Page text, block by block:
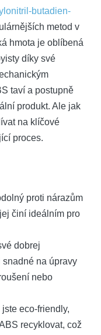
butadien-
metod v
hmota je oblíbená
díky své
taví a postupně
produkt. Ale jak
na klíčové
proces.
proti nárazům
činí ideálním pro
dobrej
na úpravy
nebo
jste eco-friendly,
recyklovat, což